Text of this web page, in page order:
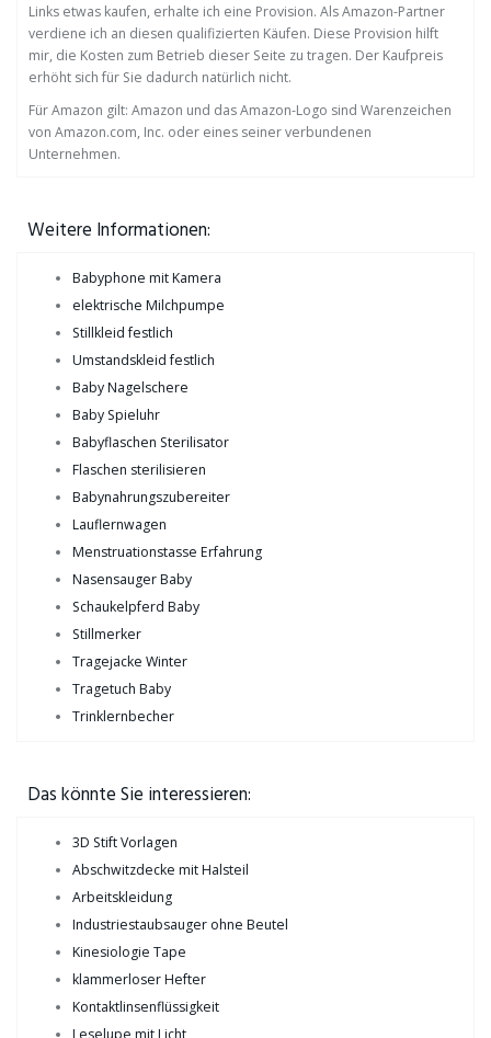
Links etwas kaufen, erhalte ich eine Provision. Als Amazon-Partner
verdiene ich an diesen qualifizierten Käufen. Diese Provision hilft
mir, die Kosten zum Betrieb dieser Seite zu tragen. Der Kaufpreis
erhöht sich für Sie dadurch natürlich nicht.
Für Amazon gilt: Amazon und das Amazon-Logo sind Warenzeichen
von Amazon.com, Inc. oder eines seiner verbundenen
Unternehmen.
Weitere Informationen:
Babyphone mit Kamera
elektrische Milchpumpe
Stillkleid festlich
Umstandskleid festlich
Baby Nagelschere
Baby Spieluhr
Babyflaschen Sterilisator
Flaschen sterilisieren
Babynahrungszubereiter
Lauflernwagen
Menstruationstasse Erfahrung
Nasensauger Baby
Schaukelpferd Baby
Stillmerker
Tragejacke Winter
Tragetuch Baby
Trinklernbecher
Das könnte Sie interessieren:
3D Stift Vorlagen
Abschwitzdecke mit Halsteil
Arbeitskleidung
Industriestaubsauger ohne Beutel
Kinesiologie Tape
klammerloser Hefter
Kontaktlinsenflüssigkeit
Leselupe mit Licht